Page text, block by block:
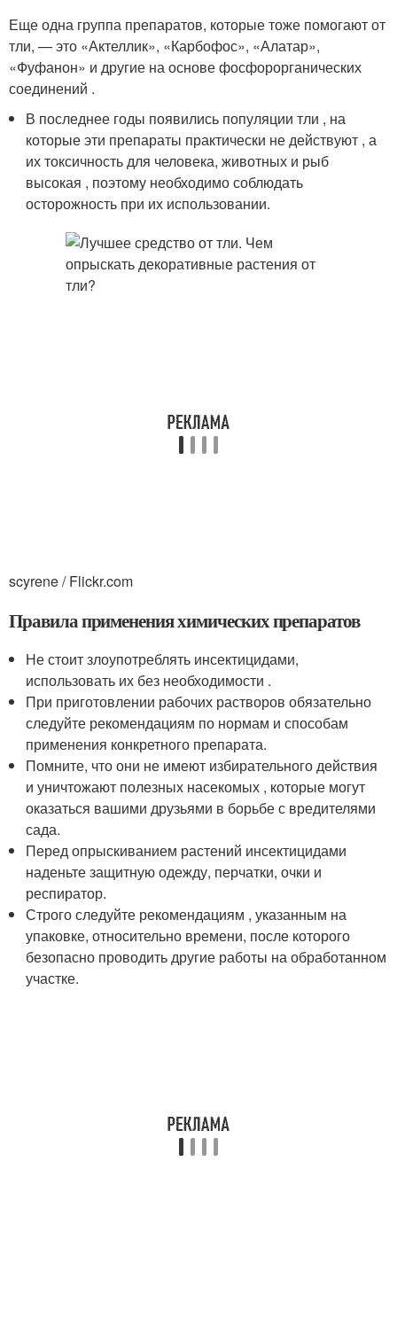
Еще одна группа препаратов, которые тоже помогают от
тли, — это «Актеллик», «Карбофос», «Алатар»,
«Фуфанон» и другие на основе фосфорорганических
соединений .
В последнее годы появились популяции тли , на
которые эти препараты практически не действуют , а
их токсичность для человека, животных и рыб
высокая , поэтому необходимо соблюдать
осторожность при их использовании.
scyrene / Flickr.com
Правила применения химических препаратов
Не стоит злоупотреблять инсектицидами,
использовать их без необходимости .
При приготовлении рабочих растворов обязательно
следуйте рекомендациям по нормам и способам
применения конкретного препарата.
Помните, что они не имеют избирательного действия
и уничтожают полезных насекомых , которые могут
оказаться вашими друзьями в борьбе с вредителями
сада.
Перед опрыскиванием растений инсектицидами
наденьте защитную одежду, перчатки, очки и
респиратор.
Строго следуйте рекомендациям , указанным на
упаковке, относительно времени, после которого
безопасно проводить другие работы на обработанном
участке.